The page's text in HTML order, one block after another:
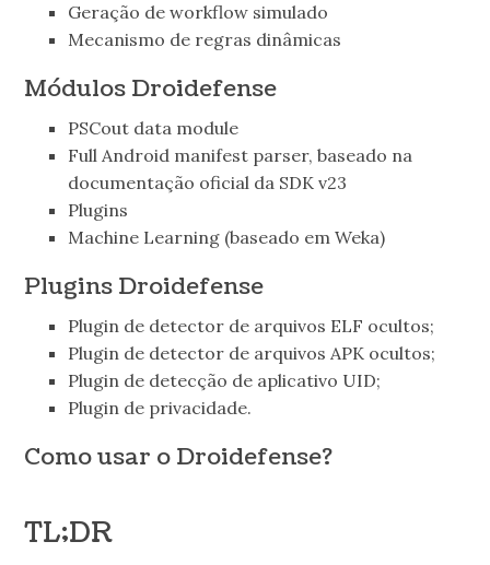
Geração de workflow simulado
Mecanismo de regras dinâmicas
Módulos Droidefense
PSCout data module
Full Android manifest parser, baseado na
documentação oficial da SDK v23
Plugins
Machine Learning (baseado em Weka)
Plugins Droidefense
Plugin de detector de arquivos ELF ocultos;
Plugin de detector de arquivos APK ocultos;
Plugin de detecção de aplicativo UID;
Plugin de privacidade.
Como usar o Droidefense?
TL;DR